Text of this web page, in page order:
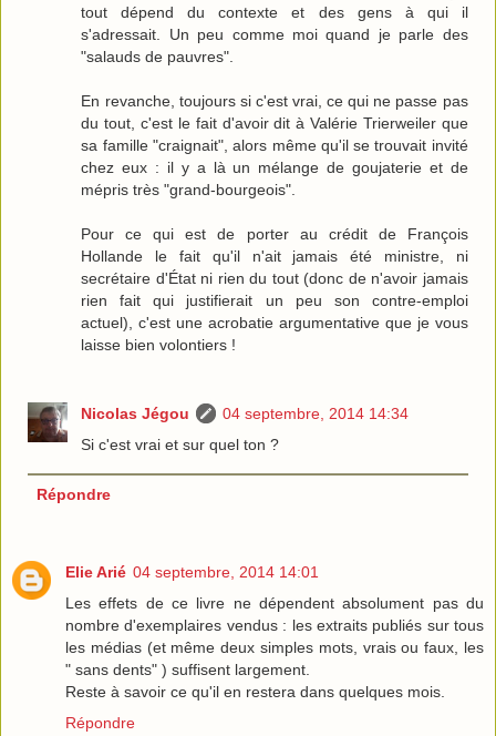
tout dépend du contexte et des gens à qui il
s'adressait. Un peu comme moi quand je parle des
"salauds de pauvres".
En revanche, toujours si c'est vrai, ce qui ne passe pas
du tout, c'est le fait d'avoir dit à Valérie Trierweiler que
sa famille "craignait", alors même qu'il se trouvait invité
chez eux : il y a là un mélange de goujaterie et de
mépris très "grand-bourgeois".
Pour ce qui est de porter au crédit de François
Hollande le fait qu'il n'ait jamais été ministre, ni
secrétaire d'État ni rien du tout (donc de n'avoir jamais
rien fait qui justifierait un peu son contre-emploi
actuel), c'est une acrobatie argumentative que je vous
laisse bien volontiers !
Nicolas Jégou
04 septembre, 2014 14:34
Si c'est vrai et sur quel ton ?
Répondre
Elie Arié 04 septembre, 2014 14:01
Les effets de ce livre ne dépendent absolument pas du
nombre d'exemplaires vendus : les extraits publiés sur tous
les médias (et même deux simples mots, vrais ou faux, les
" sans dents" ) suffisent largement.
Reste à savoir ce qu'il en restera dans quelques mois.
Répondre